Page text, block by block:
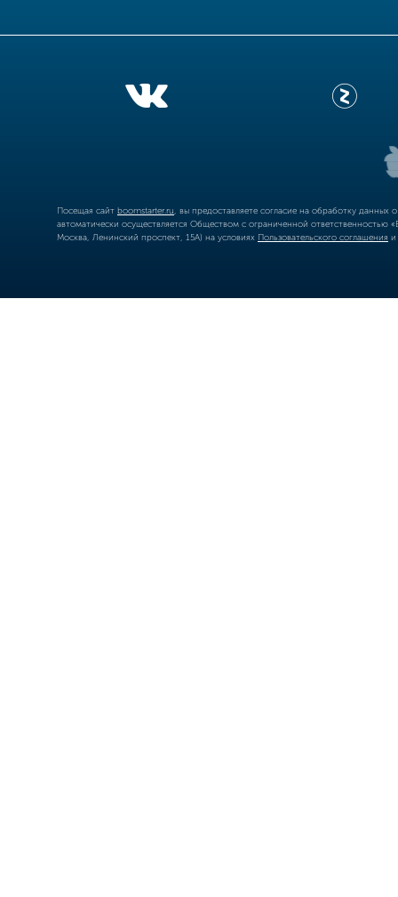
Посещая сайт boomstarter.ru , вы предоставляете согласие на обработку
автоматически осуществляется Обществом с ограниченной
Москва, Ленинский проспект, 15А) на условиях Пользовательского соглашения и